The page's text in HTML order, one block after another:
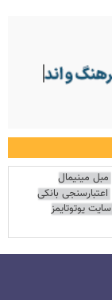
مبل مینیمال
اعتبارسنجی بانکی
سایت یوتوتایمز